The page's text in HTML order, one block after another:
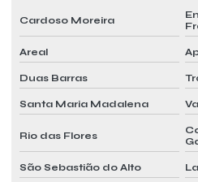
Pmoc climatização preço
Pmoc climatização valor
Pmoc climatizadores
Pmoc custo
Pmoc para empresas
Pmoc para farmácia
Cardoso Moreira
Areal
Duas Barras
Santa Maria Madalena
Rio das Flores
São Sebastião do Alto